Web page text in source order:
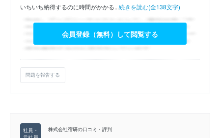
いちいち納得するのに時間がかかる...続きを読む(全138文字)
会員登録（無料）して閲覧する
問題を報告する
株式会社宿研の口コミ・評判